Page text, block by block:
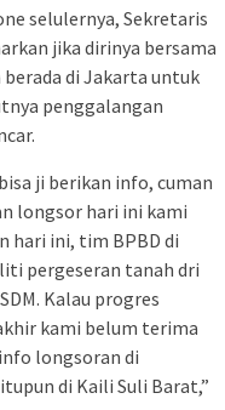
selulernya, Sekretaris
jika dirinya bersama
berada di Jakarta untuk
penggalangan
ji berikan info, cuman
longsor hari ini kami
hari ini, tim BPBD di
pergeseran tanah dri
Kalau progres
kami belum terima
longsoran di
di Kaili Suli Barat,”